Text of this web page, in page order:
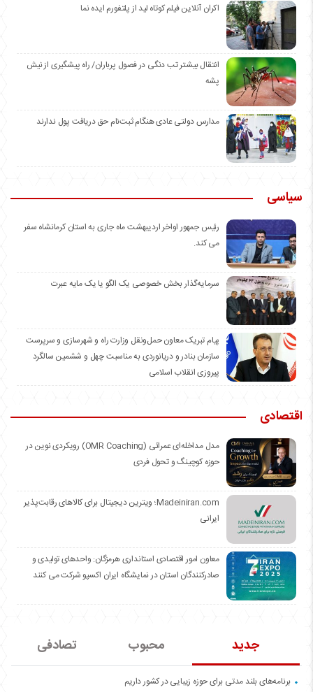
اکران آنلاین فیلم کوتاه لید از پلتفورم ایده نما
انتقال بیشتر تب دنگی در فصول پرباران/ راه پیشگیری از نیش
پشه
مدارس دولتی عادی هنگام ثبت‌نام حق دریافت پول ندارند
سیاسی
رئیس جمهور اواخر اردیبهشت ماه جاری به استان کرمانشاه سفر
می کند.
سرمایه‌گذار بخش خصوصی یک الگو یا یک مایه عبرت
️پیام تبریک معاون حمل‌ونقل وزارت راه و شهرسازی و سرپرست
سازمان بنادر و دریانوردی به مناسبت چهل و ششمین سالگرد
پیروزی انقلاب اسلامی
اقتصادی
مدل مداخله‌ای عمرائی (OMR Coaching) رویکردی نوین در
حوزه کوچینگ و تحول فردی
Madeiniran.com؛ ویترین دیجیتال برای کالاهای رقابت‌پذیر
ایرانی
معاون امور اقتصادی استانداری هرمزگان: واحدهای تولیدی و
صادرکنندگان استان در نمایشگاه ایران اکسپو شرکت می کنند
جدید محبوب تصادفی
برنامه‌های بلند مدتی برای حوزه زیبایی در کشور داریم